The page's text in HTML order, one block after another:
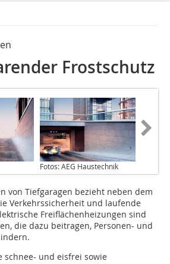
Frostschutz
Fotos: AEG Haustechnik
von Tiefgaragen bezieht neben dem
Verkehrssicherheit und laufende
Freiflächenheizungen sind
die dazu beitragen, Personen- und
schnee- und eisfrei sowie